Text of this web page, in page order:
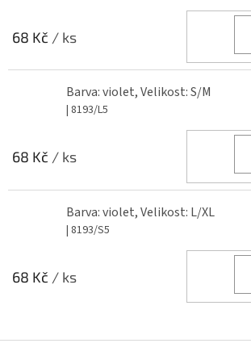
68 Kč / ks
Barva: violet, Velikost: S/M
| 8193/L5
68 Kč / ks
Barva: violet, Velikost: L/XL
| 8193/S5
68 Kč / ks